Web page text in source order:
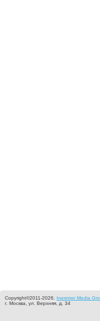
Copyright©2011-2026. Ineretrer Media
г. Москва, ул. Верхняя, д. 34